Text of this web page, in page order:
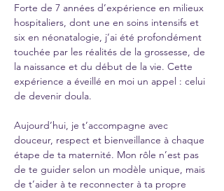
Forte de 7 années d’expérience en milieux
hospitaliers, dont une en soins intensifs et
six en néonatalogie, j’ai été profondément
touchée par les réalités de la grossesse, de
la naissance et du début de la vie. Cette
expérience a éveillé en moi un appel : celui
de devenir doula.
Aujourd’hui, je t’accompagne avec
douceur, respect et bienveillance à chaque
étape de ta maternité. Mon rôle n’est pas
de te guider selon un modèle unique, mais
de t’aider à te reconnecter à ta propre